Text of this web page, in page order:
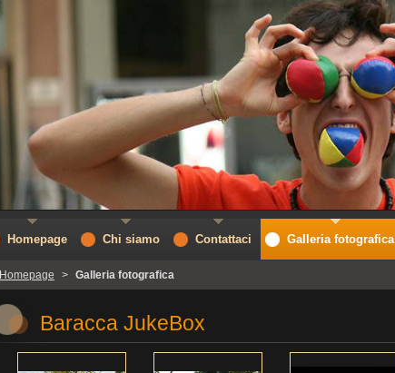
Homepage > Galleria fotografica
Baracca JukeBox
Homepage Chi siamo Contattaci Galleria fotografica